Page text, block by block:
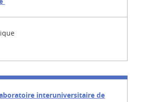
interuniversitaire de